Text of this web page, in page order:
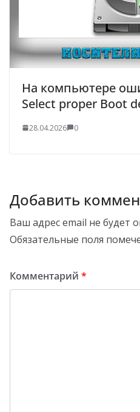
На компьютере
Select proper Boot
28.04.2026 0
Добавить
Ваш адрес email не будет
Обязательные поля
Комментарий *